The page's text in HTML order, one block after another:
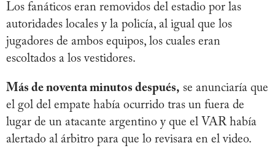
Los fanáticos eran removidos del estadio por las
autoridades locales y la policía, al igual que los
jugadores de ambos equipos, los cuales eran
escoltados a los vestidores.
Más de noventa minutos después, se anunciaría que
el gol del empate había ocurrido tras un fuera de
lugar de un atacante argentino y que el VAR había
alertado al árbitro para que lo revisara en el video.